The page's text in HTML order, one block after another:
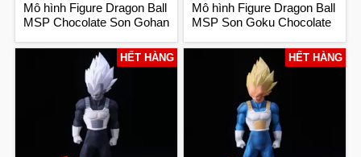
Mô hình Figure Dragon Ball
MSP Chocolate Son Gohan
Mô hình Figure Dragon Ball
MSP Son Goku Chocolate
HẾT HÀNG HẾT HÀNG